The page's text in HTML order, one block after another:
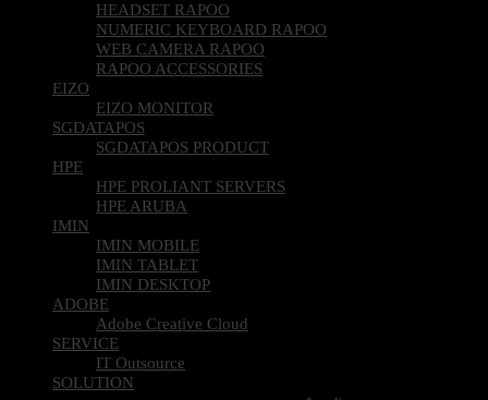
HEADSET RAPOO
NUMERIC KEYBOARD RAPOO
WEB CAMERA RAPOO
RAPOO ACCESSORIES
EIZO
EIZO MONITOR
SGDATAPOS
SGDATAPOS PRODUCT
HPE
HPE PROLIANT SERVERS
HPE ARUBA
IMIN
IMIN MOBILE
IMIN TABLET
IMIN DESKTOP
ADOBE
Adobe Creative Cloud
SERVICE
IT Outsource
SOLUTION